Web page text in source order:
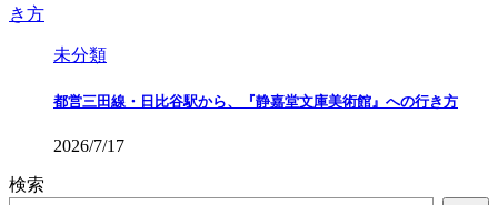
未分類
都営三田線・日比谷駅から、『静嘉堂文庫美術館』への行き方
2026/7/17
検索